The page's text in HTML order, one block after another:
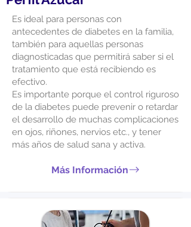
Es ideal para personas con
antecedentes de diabetes en la familia,
también para aquellas personas
diagnosticadas que permitirá saber si el
tratamiento que está recibiendo es
efectivo.
Es importante porque el control riguroso
de la diabetes puede prevenir o retardar
el desarrollo de muchas complicaciones
en ojos, riñones, nervios etc., y tener
más años de salud sana y activa.
Más Información